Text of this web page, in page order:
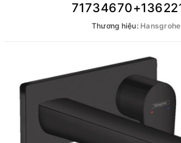
Thương hiệu: Hansgrohe